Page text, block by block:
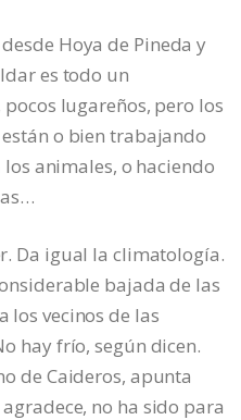
Hoya de Pineda y
es todo un
lugareños, pero los
o bien trabajando
animales, o haciendo
Da igual la climatología.
bajada de las
vecinos de las
hay frío, según dicen.
de Caideros, apunta
no ha sido para